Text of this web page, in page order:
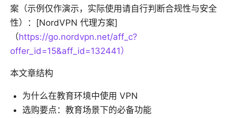
案（示例仅作演示，实际使用请自行判断合规性与安全
性）：[NordVPN 代理方案]
（https://go.nordvpn.net/aff_c?
offer_id=15&aff_id=132441）
本文章结构
为什么在教育环境中使用 VPN
选购要点：教育场景下的必备功能